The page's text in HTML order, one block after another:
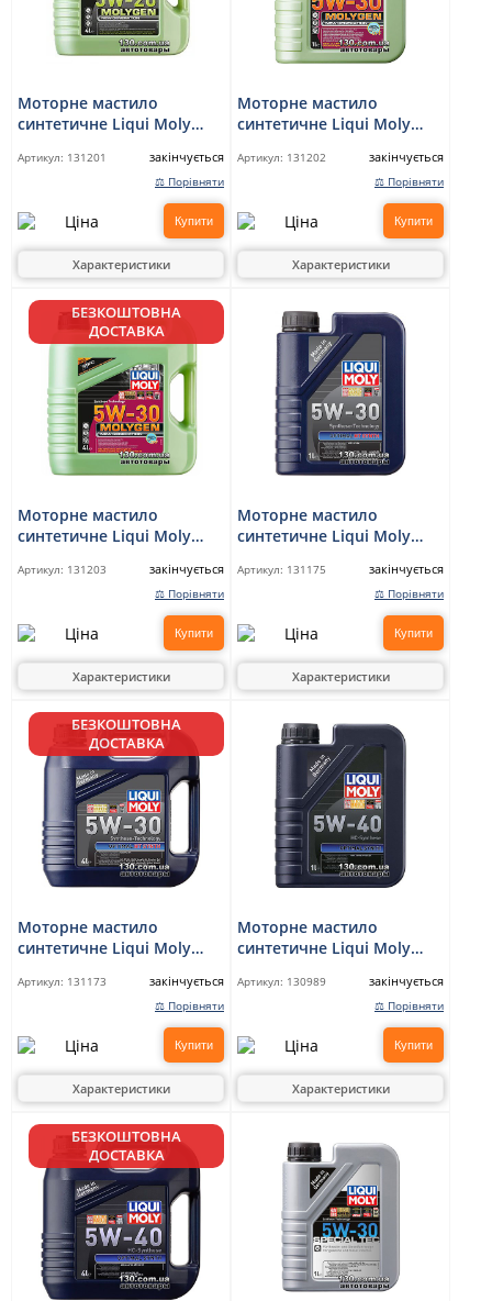
Моторне мастило
синтетичне Liqui Moly
5W-20 — 4 л
Артикул: 131201 закінчується
⚖ Порівняти
Купити
Характеристики
Моторне мастило
синтетичне Liqui Moly
5W-30 DPF — 1 л
Артикул: 131202 закінчується
⚖ Порівняти
Купити
Характеристики
БЕЗКОШТОВНА
ДОСТАВКА
Моторне мастило
синтетичне Liqui Moly
5W-30 DPF — 4 л
Артикул: 131203 закінчується
⚖ Порівняти
Купити
Характеристики
Моторне мастило
синтетичне Liqui Moly
1 л
Артикул: 131175 закінчується
⚖ Порівняти
Купити
Характеристики
БЕЗКОШТОВНА
ДОСТАВКА
Моторне мастило
синтетичне Liqui Moly
4 л
Артикул: 131173 закінчується
⚖ Порівняти
Купити
Характеристики
Моторне мастило
синтетичне Liqui Moly
Артикул: 130989 закінчується
⚖ Порівняти
Купити
Характеристики
БЕЗКОШТОВНА
ДОСТАВКА